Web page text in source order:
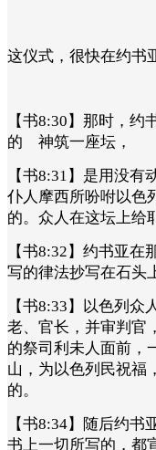
这仪式，很快在约书
【书8:30】那时，约
的 神筑一座坛，
【书8:31】是用没
仆人摩西所吩咐以色
的。众人在这坛上给
【书8:32】约书亚
写的律法抄写在石头
【书8:33】以色列
老、官长，并审判官
的祭司利未人面前，
山，为以色列民祝福
的。
【书8:34】随后约
书上一切所写的，都